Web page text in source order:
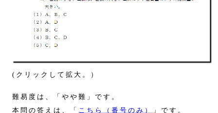
(クリックして拡大。）
難易度は、「やや難」です。
本問の答えは、「 こちら（番号のみ）
」です。